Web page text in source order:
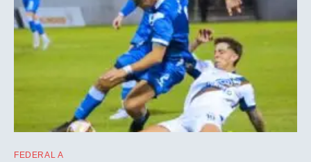
FEDERAL A